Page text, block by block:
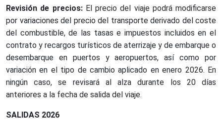
Revisión de precios:El precio del viaje podrá modificarse
por variaciones del precio del transporte derivado del coste
del combustible, de las tasas e impuestos incluidos en el
contrato y recargos turísticos de aterrizaje y de embarque o
desembarque en puertos y aeropuertos, así como por
variación en el tipo de cambio aplicado en enero 2026. En
ningún caso, se revisará al alza durante los 20 días
anteriores a la fecha de salida del viaje.
SALIDAS 2026